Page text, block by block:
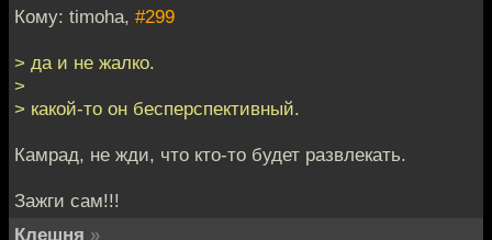
Кому: timoha, #299
> да и не жалко.
>
> какой-то он бесперспективный.
Камрад, не жди, что кто-то будет развлекать.
Зажги сам!!!
Клешня »